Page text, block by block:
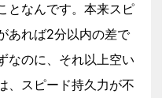
となんです。本来スピ
あれば2分以内の差で
なのに、それ以上空い
、スピード持久力が不